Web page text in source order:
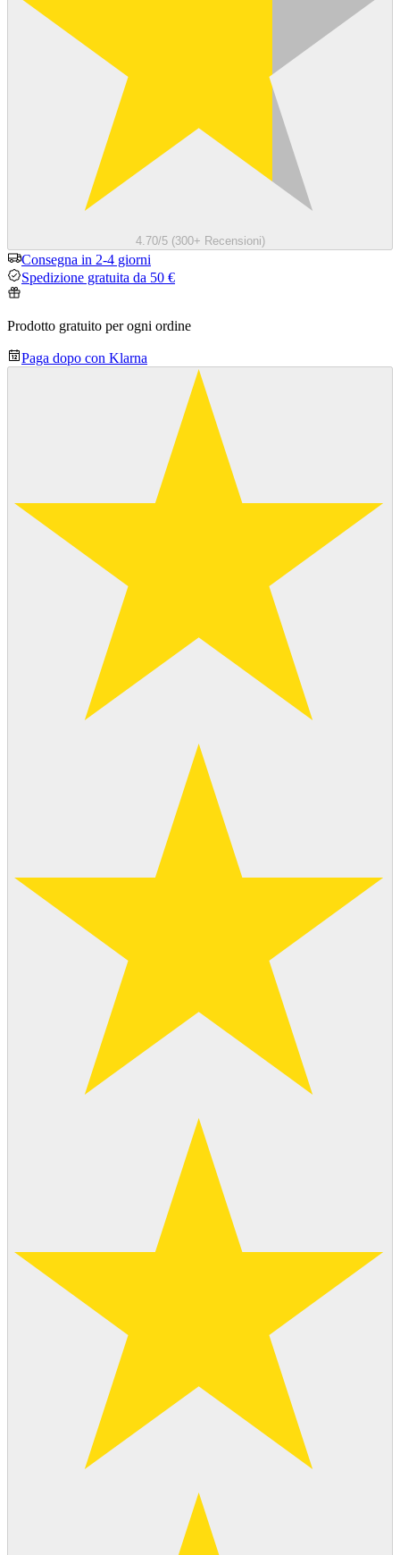
4.70/5 (300+ Recensioni)
Consegna in 2-4 giorni
Spedizione gratuita da 50 €
Prodotto gratuito per ogni ordine
Paga dopo con Klarna